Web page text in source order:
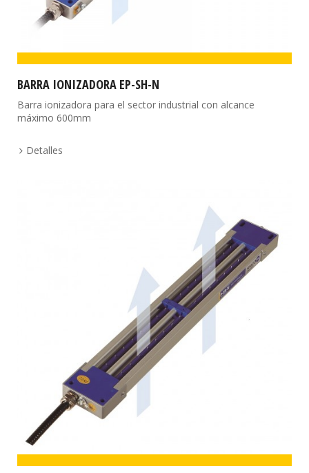
BARRA IONIZADORA EP-SH-N
Barra ionizadora para el sector industrial con alcance
máximo 600mm
Detalles